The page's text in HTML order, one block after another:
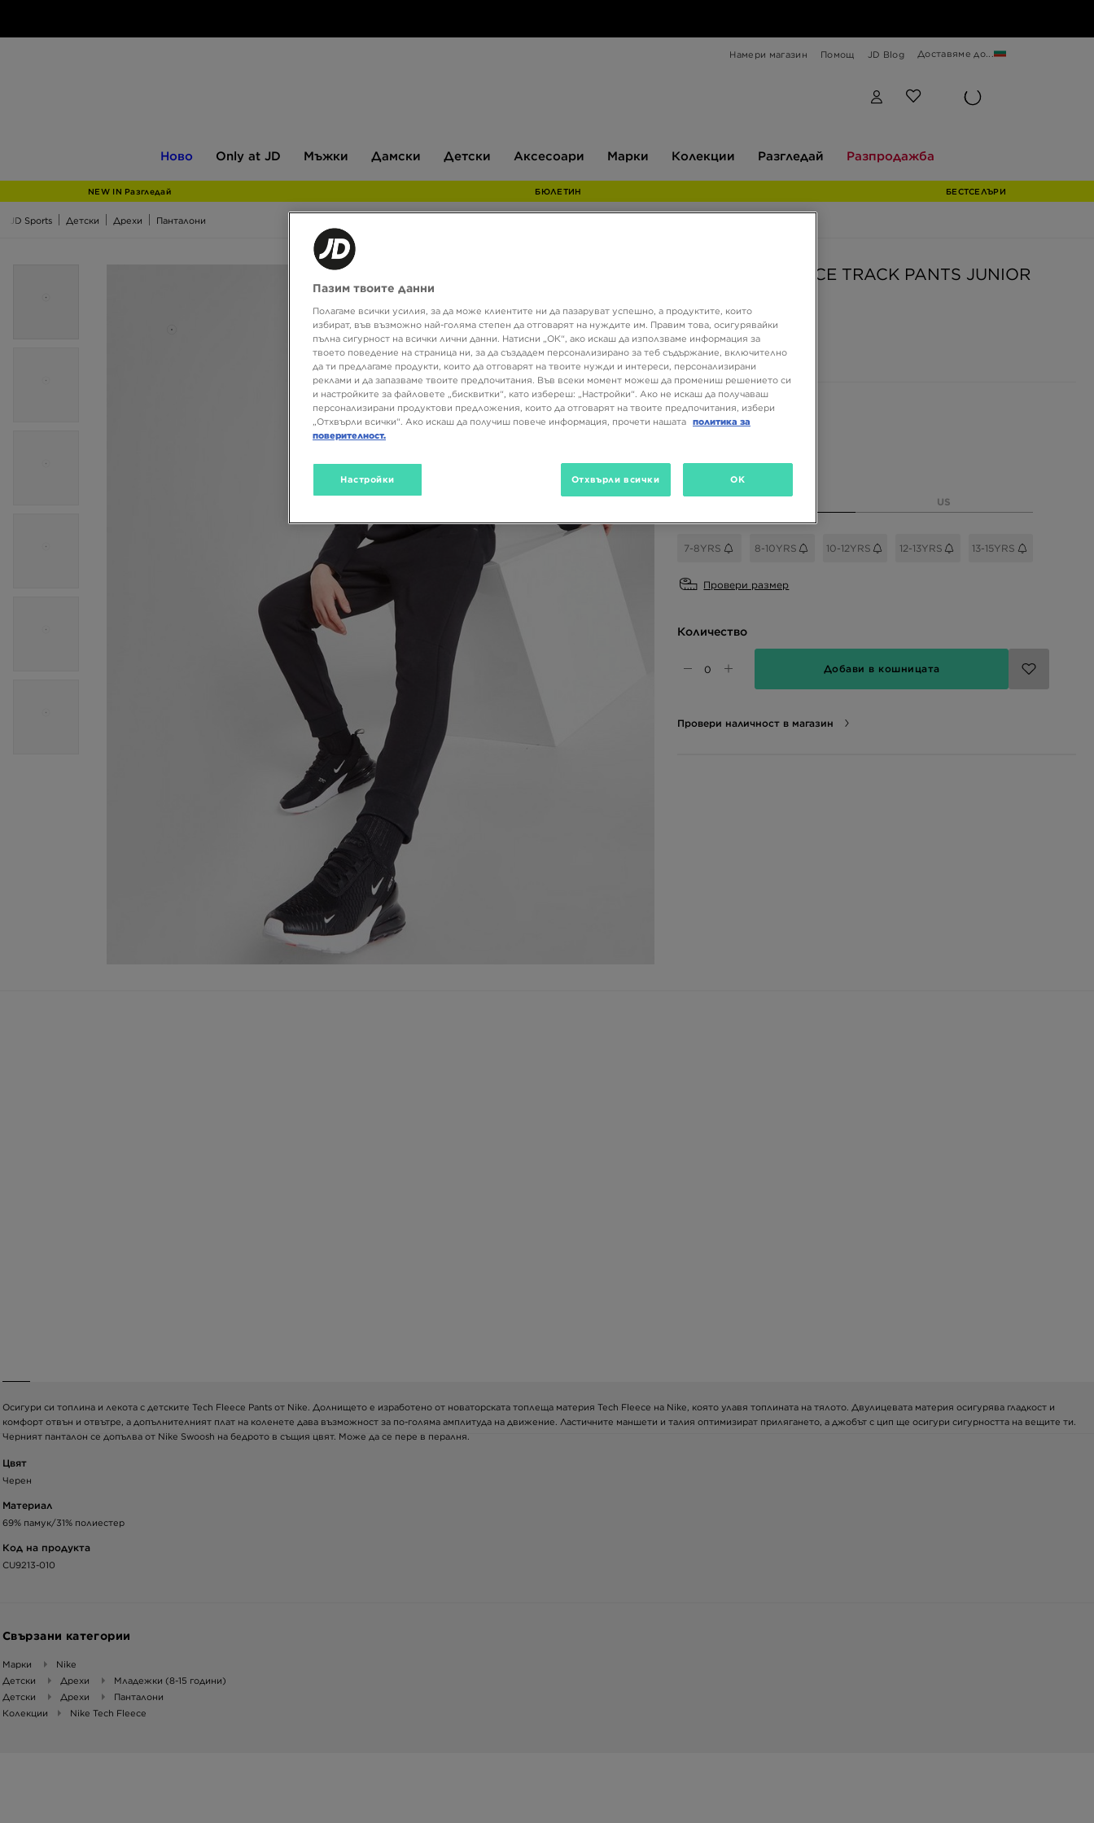
Намери магазин Помощ JD Blog Доставяме до...
Ново
JD
Only at JD Мъжки Дамски Детски Аксесоари Марки Колекции Разгледай Разпродажба
NEW IN Разгледай БЮЛЕТИН БЕСТСЕЛЪРИ
JD Sports Детски Дрехи Панталони
NIKE TECH FLEECE TRACK PANTS JUNIOR
53,68 €
104,99 ЛВ.
Налични цветове
Черен
Избери размер
US
7-8YRS 8-10YRS 10-12YRS 12-13YRS 13-15YRS
Провери размер
Количество
Добави в кошницата
Провери наличност в магазин
Осигури си топлина и лекота с детските Tech Fleece Pants от Nike. Долнището е изработено от новаторската топлеща материя Tech Fleece на Nike, която улавя топлината на тялото. Двулицевата материя осигурява гладкост и
комфорт отвън и отвътре, а допълнителният плат на коленете дава възможност за по-голяма амплитуда на движение. Ластичните маншети и талия оптимизират прилягането, а джобът с цип ще осигури сигурността на вещите ти.
Черният панталон се допълва от Nike Swoosh на бедрото в същия цвят. Може да се пере в пералня.
Цвят
Черен
Материал
69% памук/31% полиестер
Код на продукта
CU9213-010
Свързани категории
Марки
Nike
Детски
Дрехи
Младежки (8-15 години)
Детски
Дрехи
Панталони
Колекции
Nike Tech Fleece
Пазим твоите данни
Полагаме всички усилия, за да може клиентите ни да пазаруват успешно, а продуктите, които
избират, във възможно най-голяма степен да отговарят на нуждите им. Правим това, осигурявайки
пълна сигурност на всички лични данни. Натисни „ОК“, ако искаш да използваме информация за
твоето поведение на страница ни, за да създадем персонализирано за теб съдържание, включително
да ти предлагаме продукти, които да отговарят на твоите нужди и интереси, персонализирани
реклами и да запазваме твоите предпочитания. Във всеки момент можеш да промениш решението си
и настройките за файловете „бисквитки“, като избереш: „Настройки“. Ако не искаш да получаваш
персонализирани продуктови предложения, които да отговарят на твоите предпочитания, избери
„Отхвърли всички“. Ако искаш да получиш повече информация, прочети нашата политика за
поверителност.
Настройки Отхвърли всички OK